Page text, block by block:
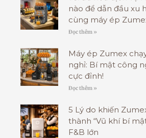
nào để dẫn đầu xu
cùng máy ép
Đọc thêm »
Máy ép Zumex
nghỉ: Bí mật công
cực đỉnh!
Đọc thêm »
5 Lý do khiến
thành “Vũ khí bí
F&B lớn